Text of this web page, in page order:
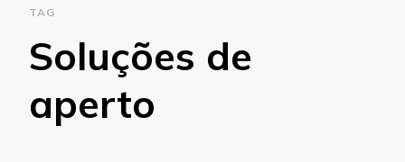
TAG
Soluções de
aperto